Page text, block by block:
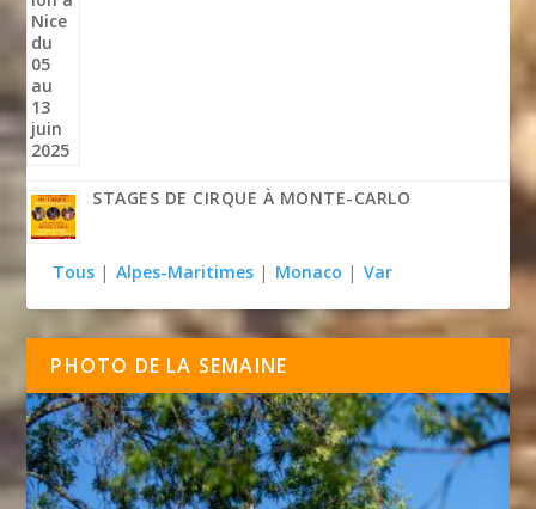
STAGES DE CIRQUE À MONTE-CARLO
Tous | Alpes-Maritimes | Monaco | Var
PHOTO DE LA SEMAINE